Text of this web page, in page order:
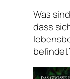
Was
dass